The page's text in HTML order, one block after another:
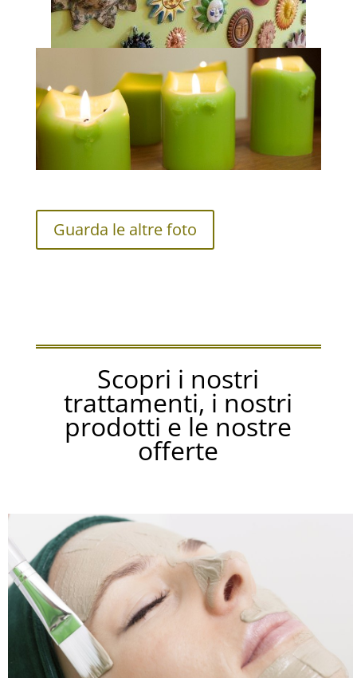
Guarda le altre foto
Scopri i nostri
trattamenti, i nostri
prodotti e le nostre
offerte